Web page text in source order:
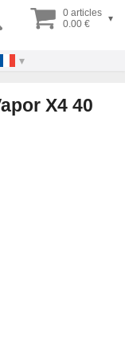
0 articles
0.00 €
▾
X4 40